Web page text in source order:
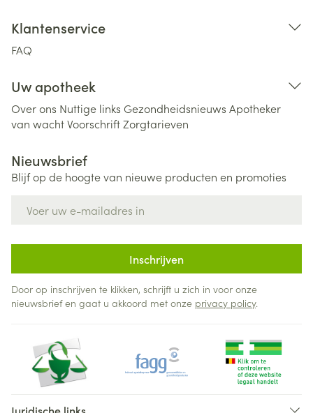
Klantenservice
FAQ
Uw apotheek
Over ons Nuttige links Gezondheidsnieuws Apotheker
van wachtVoorschriftZorgtarieven
Nieuwsbrief
Blijf op de hoogte van nieuwe producten en promoties
Inschrijven
Door op inschrijven te klikken, schrijft u zich in voor onze
nieuwsbrief en gaat u akkoord met onze privacy policy.